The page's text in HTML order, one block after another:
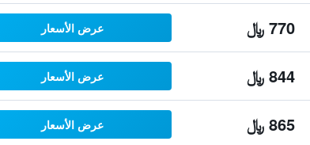
770 ﷼ عرض الأسعار
844 ﷼ عرض الأسعار
865 ﷼ عرض الأسعار